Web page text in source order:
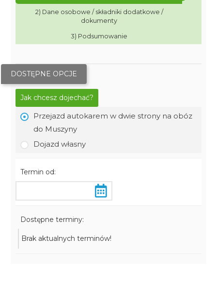
2) Dane osobowe / składniki dodatkowe /
dokumenty
3) Podsumowanie
DOSTĘPNE OPCJE
Jak chcesz dojechać?
Przejazd autokarem w dwie strony na obóz
do Muszyny
Dojazd własny
Termin od:
Dostępne terminy:
Brak aktualnych terminów!